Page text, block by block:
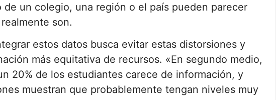
de un colegio, una región o el país pueden parecer
son.
estos datos busca evitar estas distorsiones y
más equitativa de recursos. «En segundo medio,
20% de los estudiantes carece de información, y
muestran que probablemente tengan niveles muy